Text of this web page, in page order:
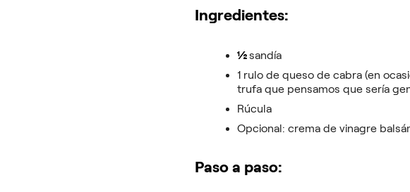
Ingredientes:
½sandía
1 rulo de queso de cabra (en
trufa que pensamos que sería
Rúcula
Opcional: crema de vinagre
Paso a paso: